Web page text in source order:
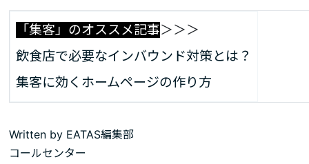
「集客」のオススメ記事＞＞＞
飲食店で必要なインバウンド対策とは？
集客に効くホームページの作り方
Written byEATAS編集部
コールセンター